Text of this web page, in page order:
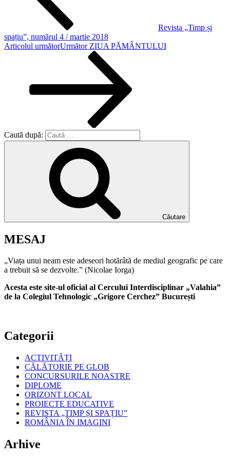
Revista „Timp și
spațiu”, numărul 4 / martie 2018
Articolul următorUrmător ZIUA PĂMÂNTULUI
Caută după:
Căutare
MESAJ
„Viața unui neam este adeseori hotărâtă de mediul geografic pe care
a trebuit să se dezvolte.” (Nicolae Iorga)
Acesta este site-ul oficial al Cercului Interdisciplinar „Valahia”
de la Colegiul Tehnologic „Grigore Cerchez” București
Categorii
ACTIVITĂȚI
CĂLĂTORIE PE GLOB
CONCURSURILE NOASTRE
DIPLOME
ORIZONT LOCAL
PROIECTE EDUCATIVE
REVISTA „TIMP ȘI SPAȚIU”
ROMÂNIA ÎN IMAGINI
Arhive